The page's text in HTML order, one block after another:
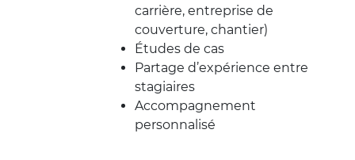
carrière, entreprise de
couverture, chantier)
Études de cas
Partage d’expérience entre
stagiaires
Accompagnement
personnalisé